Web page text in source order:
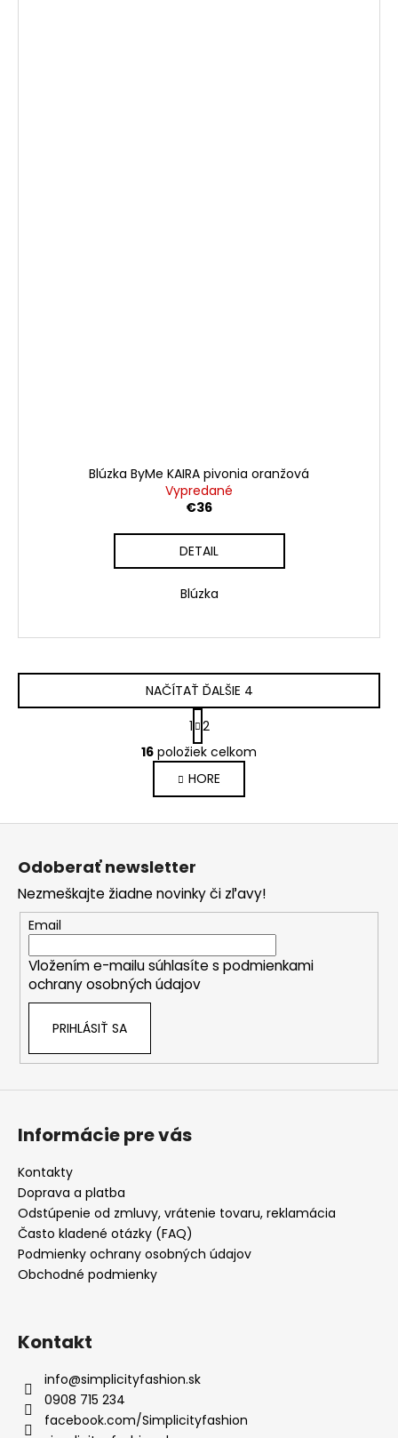
Blúzka ByMe KAIRA pivonia oranžová
Vypredané
€36
DETAIL
Blúzka
O
v
l
á
d
e
p
r
v
k
y
s
NAČÍTAŤ ĎALŠIE 4
S
t
r
á
n
k
e
1 2
16 položiek celkom
HORE
Z
Odoberať newsletter
Nezmeškajte žiadne novinky či zľavy!
Email
Vložením e-mailu súhlasíte s podmienkami
ochrany osobných údajov
PRIHLÁSIŤ SA
Informácie pre vás
Kontakty
Doprava a platba
Odstúpenie od zmluvy, vrátenie tovaru, reklamácia
Často kladené otázky (FAQ)
Podmienky ochrany osobných údajov
Obchodné podmienky
Kontakt
info@simplicityfashion.sk
0908 715 234
facebook.com/Simplicityfashion